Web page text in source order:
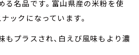
る名品です。富山県産の米粉を使
ックになっています。
もプラスされ、白えび風味もより濃